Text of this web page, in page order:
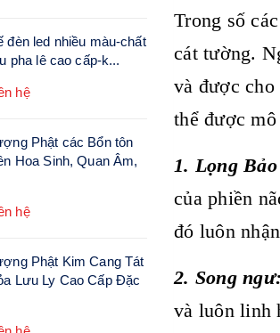
đèn led nhiều màu-chất
pha lê cao cấp-k...
hệ
Phật các Bổn tôn
Hoa Sinh, Quan Âm,
hệ
Phật Kim Cang Tát
Lưu Ly Cao Cấp Đặc
Trong số
cát tường.
và được
thể được
1. Lọng
của phiền
đó luôn
2. Song
và luôn linh